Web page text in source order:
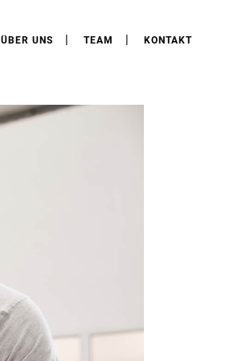
ÜBER UNS TEAM KONTAKT